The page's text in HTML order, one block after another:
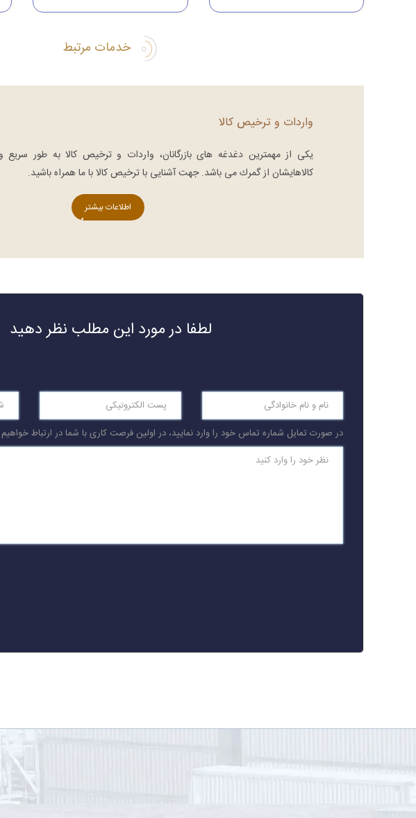
صنعت غذا، لاستیک سازی، اسپری
های وارداتی به کشور ما است.
شیمیایی از گمرک باید به افراد با
تجربه رجوع کرد. افرادی که بتوانند
خدمات مرتبط
واردات و ترخیص کالا
یكی از مهمترین دغدغه های بازرگانان، واردات و ترخیص کالا به طور
كالاهایشان از گمرك می باشد. جهت آشنایی با ترخیص کالا با ما همراه باشید.
اطلاعات بیشتر
لطفا در مورد این مطلب نظر دهید
در صورت تمایل شماره تماس خود را وارد نمایید، در اولین فرصت کاری با شما در ارتباط